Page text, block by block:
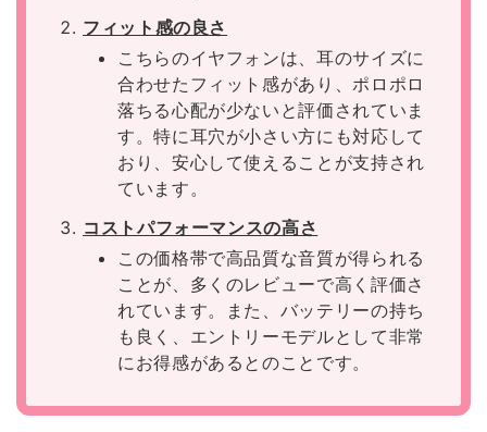
フィット感の良さ
こちらのイヤフォンは、耳のサイズに
合わせたフィット感があり、ポロポロ
落ちる心配が少ないと評価されていま
す。特に耳穴が小さい方にも対応して
おり、安心して使えることが支持され
ています。
コストパフォーマンスの高さ
この価格帯で高品質な音質が得られる
ことが、多くのレビューで高く評価さ
れています。また、バッテリーの持ち
も良く、エントリーモデルとして非常
にお得感があるとのことです。